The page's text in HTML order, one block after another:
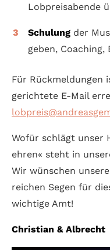
Lob­preis­abende
Schulung der
geben,
Für Rück­meldungen
gerichtete E-Mail
Wofür schlägt unser
ehren« steht in
Wir wünschen
reichen Segen für
wichtige Amt!
Christian & Albrecht